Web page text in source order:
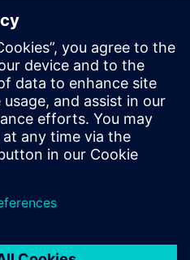
plesni za izboljšanje
Odpravite rast
ki jih povzroča slaba